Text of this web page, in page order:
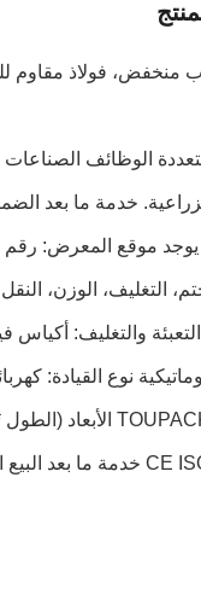
مقاوم للصدأ 304 بدرجة الطعام، غلاف مقاوم
متعددة الوظائف
خدمة ما بعد
التغليف، الوزن،
والتغليف: